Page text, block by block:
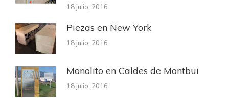
18 julio, 2016
Piezas en New York
18 julio, 2016
Monolito en Caldes de Montbui
18 julio, 2016